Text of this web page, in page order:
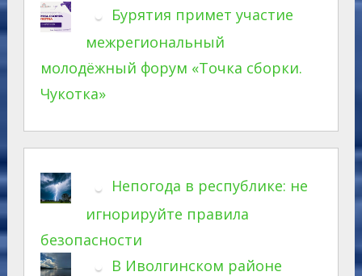
Бурятия примет участие
межрегиональный
молодёжный форум «Точка сборки.
Чукотка»
Непогода в республике: не
игнорируйте правила
безопасности
В Иволгинском районе